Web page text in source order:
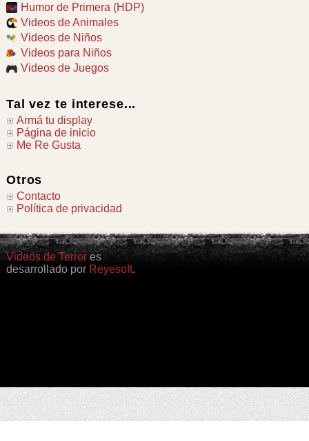
Humor de Primera (HDP)
Videos de Animales
Videos de Niños
Videos para Niños
Videos de Juegos
Tal vez te interese...
Armá tu display
Página de inicio
Me Re Gusta
Otros
Contacto
Política de privacidad
Videos de Terrores
desarrollado por Reyesoft.